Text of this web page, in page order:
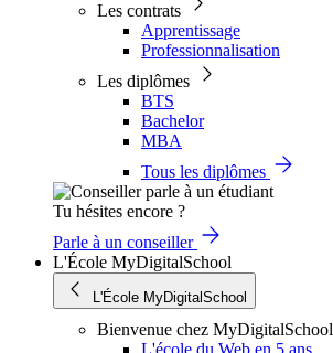
Les contrats
Apprentissage
Professionnalisation
Les diplômes
BTS
Bachelor
MBA
Tous les diplômes
Tu hésites encore ?
Parle à un conseiller
L'École MyDigitalSchool
L'École MyDigitalSchool
Bienvenue chez MyDigitalSchool
L'école du Web en 5 ans